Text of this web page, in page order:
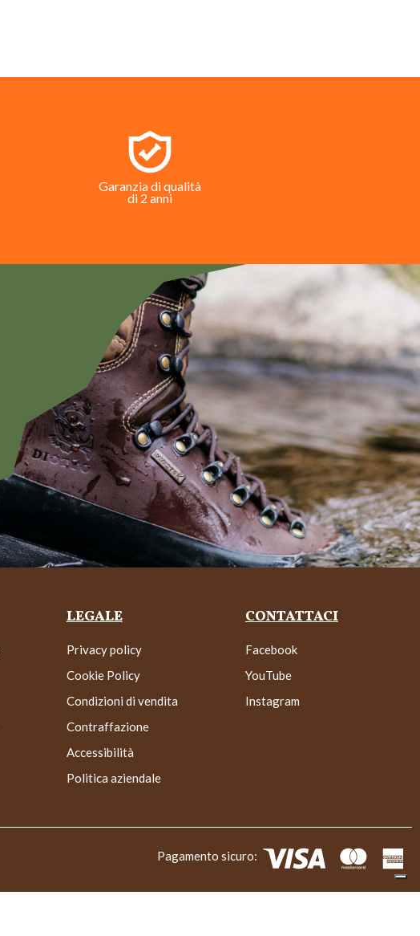
Garanzia di qualità
di 2 anni
LEGALE
Privacy policy
Cookie Policy
Condizioni di vendita
Contraffazione
Accessibilità
Politica aziendale
CONTATTACI
Facebook
YouTube
Instagram
Pagamento sicuro: